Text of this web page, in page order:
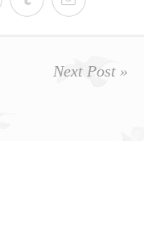
Next Post »